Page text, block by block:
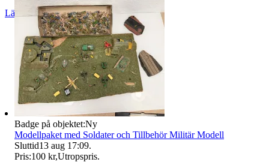
Läs omdömen Följ
Badge på objektet:Ny
Modellpaket med Soldater och Tillbehör Militär Modell
Sluttid13 aug 17:09.
Pris:100 kr,Utropspris.